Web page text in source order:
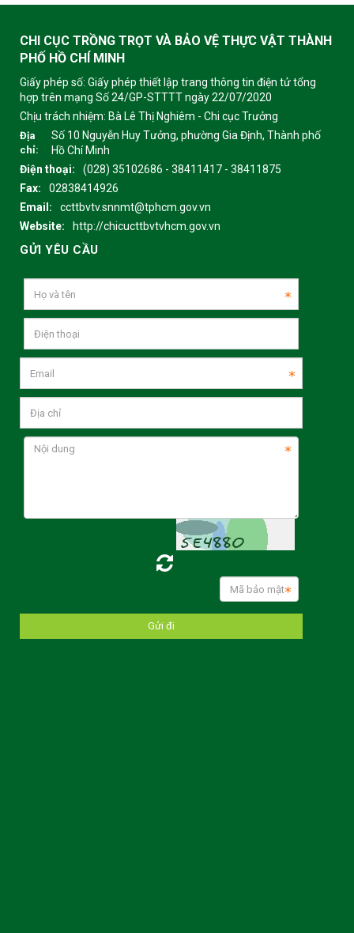
CHI CỤC TRỒNG TRỌT VÀ BẢO VỆ THỰC VẬT THÀNH
PHỐ HỒ CHÍ MINH
Giấy phép số: Giấy phép thiết lập trang thông tin điện tử tổng
hợp trên mạng Số 24/GP-STTTT ngày 22/07/2020
Chịu trách nhiệm: Bà Lê Thị Nghiêm - Chi cục Trưởng
Địa
chỉ:
Số 10 Nguyễn Huy Tưởng, phường Gia Định, Thành phố
Hồ Chí Minh
Điện thoại:
(028) 35102686 - 38411417 - 38411875
Fax:
02838414926
Email:
ccttbvtv.snnmt@tphcm.gov.vn
Website:
http://chicucttbvtvhcm.gov.vn
GỬI YÊU CẦU